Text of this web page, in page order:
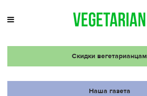
Скидки вегетарианцам
Наша газета